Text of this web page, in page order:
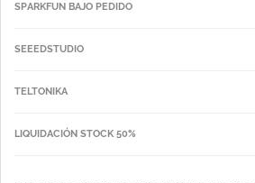
SPARKFUN BAJO PEDIDO
SEEEDSTUDIO
TELTONIKA
LIQUIDACIÓN STOCK 50%